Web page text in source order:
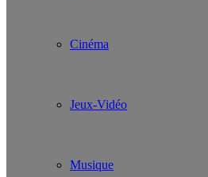
Cinéma
Jeux-Vidéo
Musique